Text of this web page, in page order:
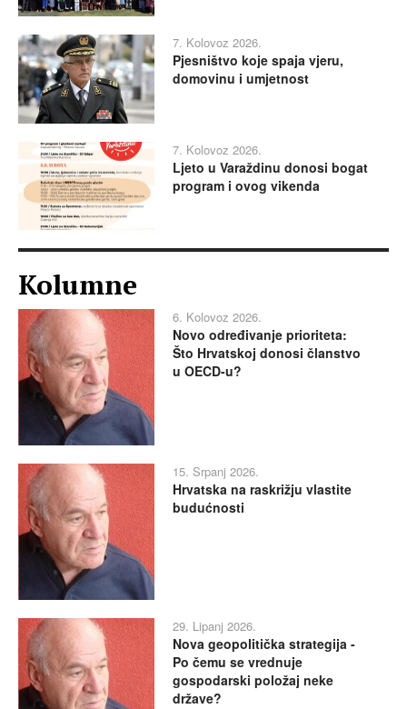
7. Kolovoz 2026.
Pjesništvo koje spaja vjeru,
domovinu i umjetnost
7. Kolovoz 2026.
Ljeto u Varaždinu donosi bogat
program i ovog vikenda
Kolumne
6. Kolovoz 2026.
Novo određivanje prioriteta:
Što Hrvatskoj donosi članstvo
u OECD-u?
15. Srpanj 2026.
Hrvatska na raskrižju vlastite
budućnosti
29. Lipanj 2026.
Nova geopolitička strategija -
Po čemu se vrednuje
gospodarski položaj neke
države?